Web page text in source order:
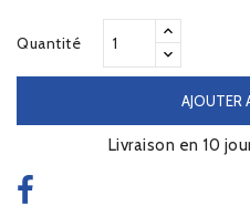
Quantité
AJOUTER
Livraison en 10